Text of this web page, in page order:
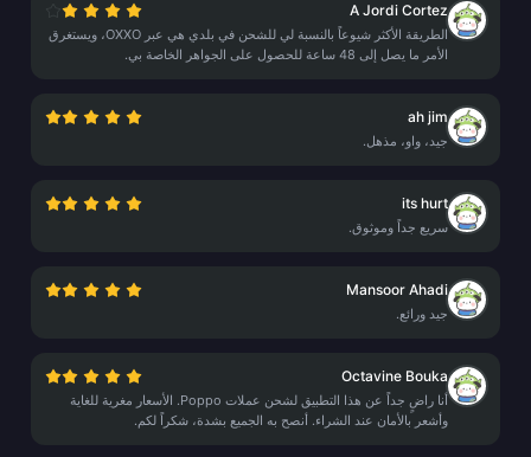
A Jordi Cortez
الطريقة الأكثر شيوعاً بالنسبة لي للشحن في بلدي هي عبر OXXO، ويستغرق
الأمر ما يصل إلى 48 ساعة للحصول على الجواهر الخاصة بي.
ah jim
جيد، واو، مذهل.
its hurt
سريع جداً وموثوق.
Mansoor Ahadi
جيد ورائع.
Octavine Bouka
أنا راضٍ جداً عن هذا التطبيق لشحن عملات Poppo. الأسعار مغرية للغاية
وأشعر بالأمان عند الشراء. أنصح به الجميع بشدة، شكراً لكم.